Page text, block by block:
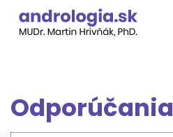
content
Odporúčania